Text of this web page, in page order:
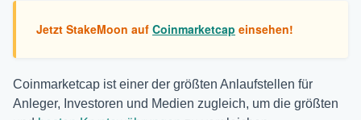
Jetzt StakeMoon auf Coinmarketcap einsehen!
Coinmarketcap ist einer der größten Anlaufstellen für
Anleger, Investoren und Medien zugleich, um die größten